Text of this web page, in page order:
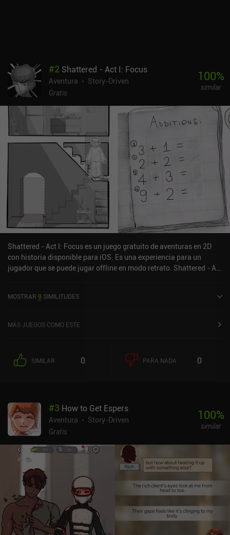
#2 Shattered - Act I: Focus
Aventura
Story-Driven
Gratis
100%
similar
Shattered - Act I: Focus es un juego gratuito de aventuras en 2D
con historia disponible para iOS. Es una experiencia para un
jugador que se puede jugar offline en modo retrato. Shattered - Act
MOSTRAR 9 SIMILITUDES
MÁS JUEGOS COMO ESTE
SIMILAR 0 PARA NADA 0
#3 How to Get Espers
Aventura
Story-Driven
Gratis
100%
similar